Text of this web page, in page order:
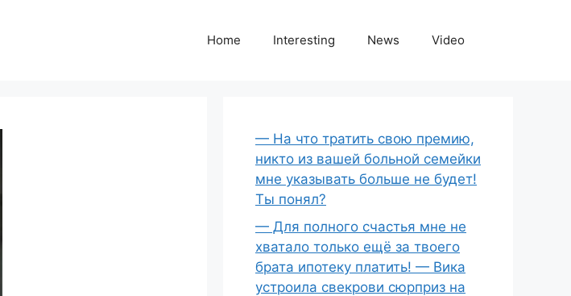
Home Interesting News Video
— На что тратить свою премию,
никто из вашей больной семейки
мне указывать больше не будет!
Ты понял?
— Для полного счастья мне не
хватало только ещё за твоего
брата ипотеку платить! — Вика
устроила свекрови сюрприз на